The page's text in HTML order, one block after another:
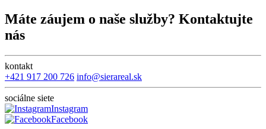
Máte záujem o naše služby? Kontaktujte
nás
kontakt
+421 917 200 726 info@sierareal.sk
sociálne siete
Instagram
Facebook